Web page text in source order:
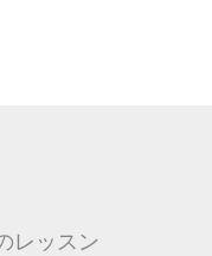
レッスン